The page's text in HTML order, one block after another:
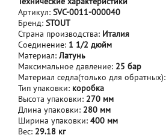
Артикул: SVC-0011-000040
Бренд: STOUT
Страна производства: Италия
Соединение: 1 1/2 дюйм
Материал: Латунь
Максимальное давление: 25 бар
Материал седла(только для обратных):
Тип упаковки: коробка
Высота упаковки: 270 мм
Длина упаковки: 280 мм
Ширина упаковки: 400 мм
Вес: 29.18 кг